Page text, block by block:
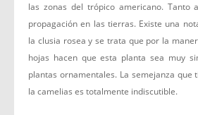
las zonas del trópico americano. Tanto
propagación en las tierras. Existe una
la clusia rosea y se trata que por la
hojas hacen que esta planta sea muy
plantas ornamentales. La semejanza que
la camelias es totalmente indiscutible.